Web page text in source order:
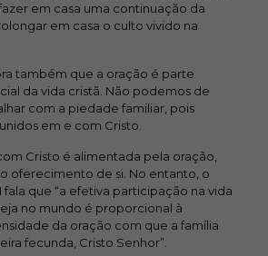
em casa uma continuação da
em casa o culto vivido na
também que a oração é parte
da vida cristã. Não podemos de
com a piedade familiar, pois
em e com Cristo.
Cristo é alimentada pela oração,
oferecimento de si. No entanto, o
fala que “a efetiva participação na vida
no mundo é proporcional à
da oração com que a família
fecunda, Cristo Senhor”.